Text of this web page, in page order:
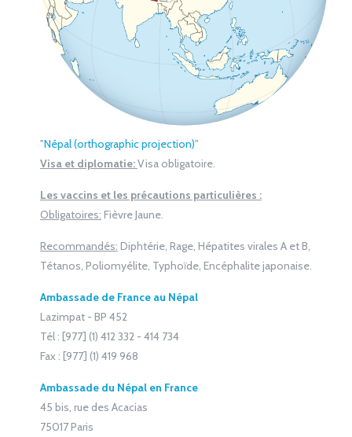
"Népal (orthographic projection)"
Visa et diplomatie:Visa obligatoire.
Les vaccins et les précautions particulières :
Obligatoires: Fièvre Jaune.
Recommandés: Diphtérie, Rage, Hépatites virales A et B,
Tétanos, Poliomyélite, Typhoïde, Encéphalite japonaise.
Ambassade de France au Népal
Lazimpat - BP 452
Tél : [977] (1) 412 332 - 414 734
Fax : [977] (1) 419 968
Ambassade du Népal en France
45 bis, rue des Acacias
75017 Paris